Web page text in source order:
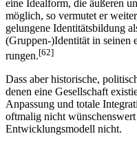
eine Idealform, die äußeren
möglich, so vermutet er
gelungene Identitätsbildung
(Gruppen-)Identität in seinen
run­gen.[62]
Dass aber historische,
denen eine Gesellschaft
Anpassung und totale
oftmalig nicht
Entwicklungs­mo­dell nicht.